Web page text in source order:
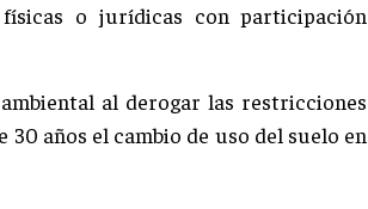
o jurídicas con participación
al derogar las restricciones
años el cambio de uso del suelo en